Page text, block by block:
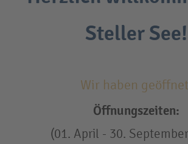
Steller See!
Wir haben
Öffnungszeiten:
(01. April - 30.